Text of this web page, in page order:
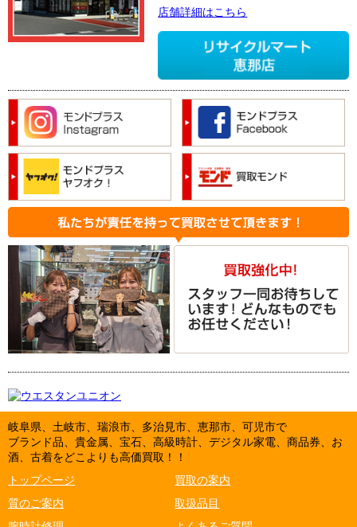
店舗詳細はこちら
岐阜県、土岐市、瑞浪市、多治見市、恵那市、可児市で
ブランド品、貴金属、宝石、高級時計、デジタル家電、商品券、お
酒、古着をどこよりも高価買取！！
トップページ
買取の案内
質のご案内
取扱品目